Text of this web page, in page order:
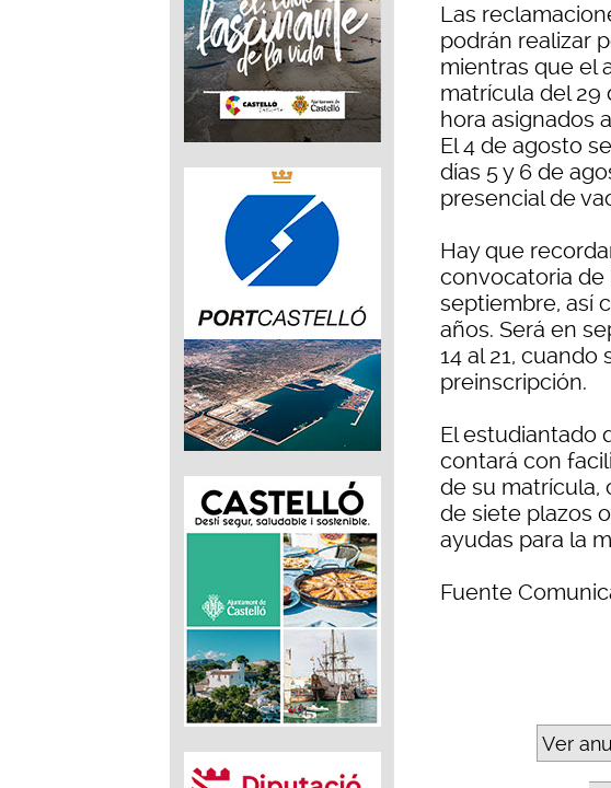
Las
podrán realizar
mientras que el
matrícula del 29
hora asignados
El 4 de agosto
días 5 y 6 de
presencial de
Hay que
convocatoria de
septiembre, así
años. Será en
14 al 21,
preinscripción.
El estudiantado
contará con
de su matrícula,
de siete plazos
ayudas para la
Fuente
Ver